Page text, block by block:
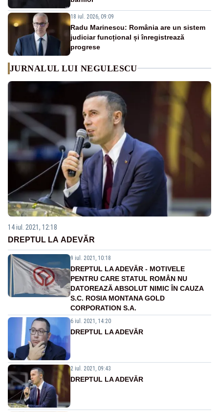
18 iul. 2026, 09:09
Radu Marinescu: România are un sistem
judiciar funcțional și înregistrează
progrese
JURNALUL LUI NEGULESCU
14 iul. 2021, 12:18
DREPTUL LA ADEVĂR
9 iul. 2021, 10:18
DREPTUL LA ADEVĂR - MOTIVELE
PENTRU CARE STATUL ROMÂN NU
DATOREAZĂ ABSOLUT NIMIC ÎN CAUZA
S.C. ROSIA MONTANA GOLD
CORPORATION S.A.
6 iul. 2021, 14:20
DREPTUL LA ADEVĂR
2 iul. 2021, 09:43
DREPTUL LA ADEVĂR